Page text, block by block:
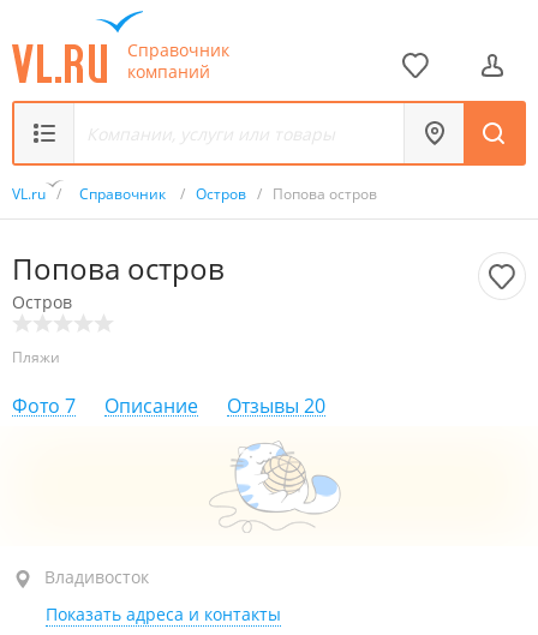
Справочник
компаний
VL.ru / Справочник / Остров / Попова остров
Попова остров
Остров
Пляжи
Фото 7 Описание Отзывы 20
Владивосток
Владивосток
Показать адреса и контакты